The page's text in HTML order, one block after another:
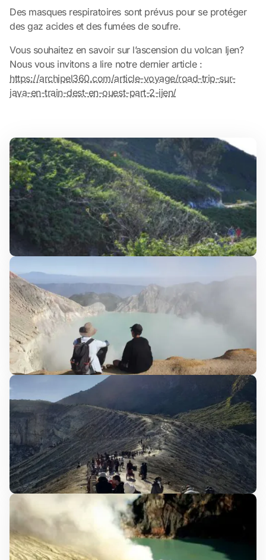
Des masques respiratoires sont prévus pour se protéger
des gaz acides et des fumées de soufre.
Vous souhaitez en savoir sur l’ascension du volcan Ijen?
Nous vous invitons a lire notre dernier article :
https://archipel360.com/article-voyage/road-trip-sur-
java-en-train-dest-en-ouest-part-2-ijen/